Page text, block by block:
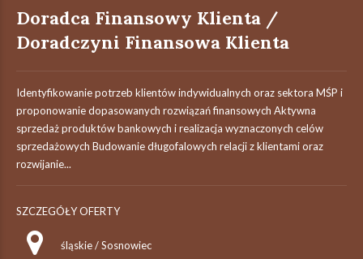
Doradca Finansowy Klienta /
Doradczyni Finansowa Klienta
Identyfikowanie potrzeb klientów indywidualnych oraz sektora MŚP i
proponowanie dopasowanych rozwiązań finansowych Aktywna
sprzedaż produktów bankowych i realizacja wyznaczonych celów
sprzedażowych Budowanie długofalowych relacji z klientami oraz
rozwijanie...
SZCZEGÓŁY OFERTY
śląskie / Sosnowiec